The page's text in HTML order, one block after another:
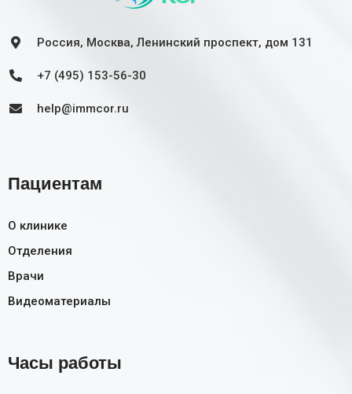
Россия, Москва, Ленинский проспект, дом 131
+7 (495) 153-56-30
help@immcor.ru
Пациентам
О клинике
Отделения
Врачи
Видеоматериалы
Часы работы